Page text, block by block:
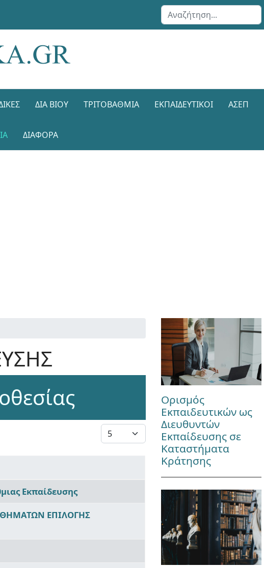
Αναζήτηση...
ΔΙΑ ΒΊΟΥ ΤΡΙΤΟΒΆΘΜΙΑ ΕΚΠΑΙΔΕΥΤΙΚΟΊ ΑΣΕΠ
ΔΙΑΦΟΡΑ
Εμφάνιση #
Εκπαίδευσης
ΕΠΙΛΟΓΗΣ
Ορισμός
Εκπαιδευτικών ως
Διευθυντών
Εκπαίδευσης σε
Καταστήματα
Κράτησης